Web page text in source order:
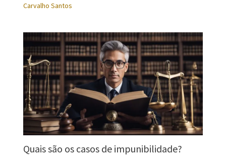
Carvalho Santos
Quais são os casos de impunibilidade?